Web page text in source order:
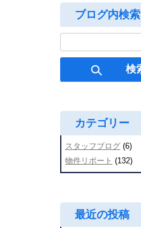
ブログ内検索
検
索:
カテゴリー
スタッフブログ (6)
物件リポート (132)
最近の投稿